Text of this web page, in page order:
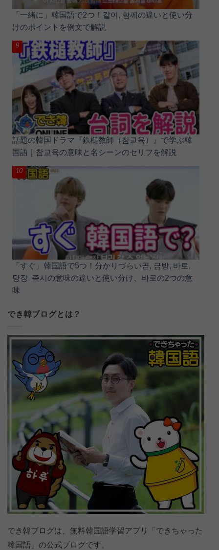
「一緒に」韓国語で2つ！같이, 함께の違いと使い分
けのポイントを例文で解説
話題の韓国ドラマ『鉄槌教師（참교육）』で学ぶ韓
国語｜참교육の意味と名シーンのセリフを解説
「すぐ」韓国語で5つ！分かりづらい곧, 금방, 바로,
당장, 즉시の意味の違いと使い分け、바로の2つの意
味
でき韓ブログとは？
でき韓ブログは、無料韓国語学習アプリ「できちゃった
韓国語」の公式ブログです。